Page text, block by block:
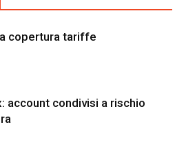
copertura tariffe
account condivisi a rischio